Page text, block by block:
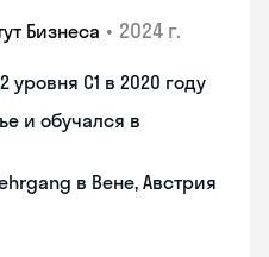
Бизнеса • 2024 г.
уровня С1 в 2020 году
и обучался в
в Вене, Австрия